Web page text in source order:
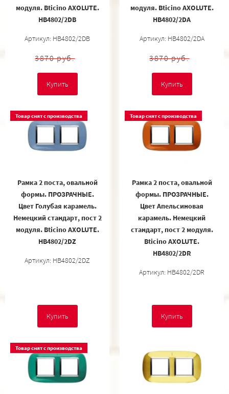
модуля. Bticino AXOLUTE.
HB4802/2DB
Артикул: HB4802/2DB
3870 руб.
Купить
модуля. Bticino AXOLUTE.
HB4802/2DA
Артикул: HB4802/2DA
3870 руб.
Купить
Товар снят с производства
Рамка 2 поста, овальной
формы. ПРОЗРАЧНЫЕ.
Цвет Голубая карамель.
Немецкий стандарт, пост 2
модуля. Bticino AXOLUTE.
HB4802/2DZ
Артикул: HB4802/2DZ
Купить
Товар снят с производства
Рамка 2 поста, овальной
формы. ПРОЗРАЧНЫЕ.
Цвет Апельсиновая
карамель. Немецкий
стандарт, пост 2 модуля.
Bticino AXOLUTE.
HB4802/2DR
Артикул: HB4802/2DR
Купить
Товар снят с производства